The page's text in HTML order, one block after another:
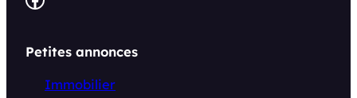
Petites annonces
Immobilier